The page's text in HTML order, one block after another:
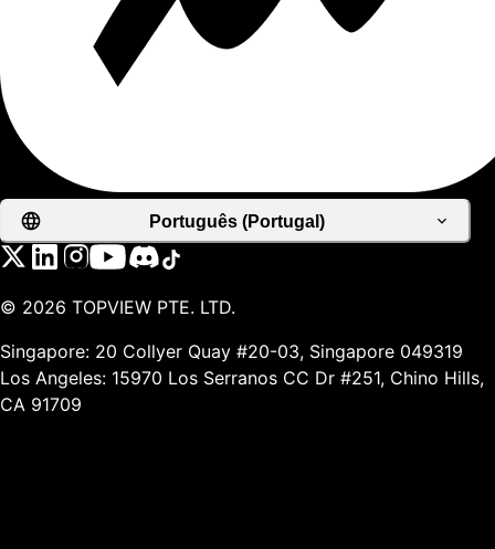
Português (Portugal)
© 2026 TOPVIEW PTE. LTD.
Singapore: 20 Collyer Quay #20-03, Singapore 049319
Los Angeles: 15970 Los Serranos CC Dr #251, Chino Hills,
CA 91709